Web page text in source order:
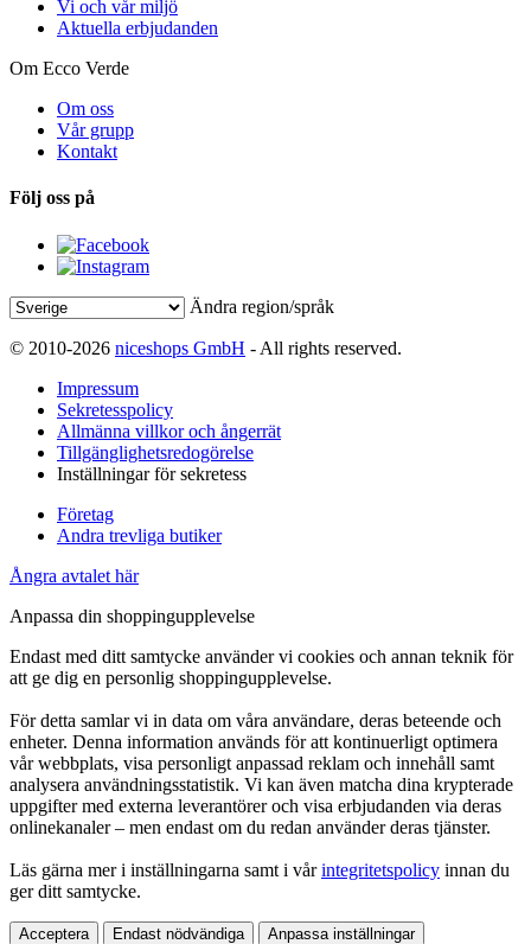
Vi och vår miljö
Aktuella erbjudanden
Om Ecco Verde
Om oss
Vår grupp
Kontakt
Följ oss på
Ändra region/språk
© 2010-2026 niceshops GmbH - All rights reserved.
Impressum
Sekretesspolicy
Allmänna villkor och ångerrät
Tillgänglighetsredogörelse
Inställningar för sekretess
Företag
Andra trevliga butiker
Ångra avtalet här
Anpassa din shoppingupplevelse
Endast med ditt samtycke använder vi cookies och annan teknik för
att ge dig en personlig shoppingupplevelse.
För detta samlar vi in data om våra användare, deras beteende och
enheter. Denna information används för att kontinuerligt optimera
vår webbplats, visa personligt anpassad reklam och innehåll samt
analysera användningsstatistik. Vi kan även matcha dina krypterade
uppgifter med externa leverantörer och visa erbjudanden via deras
onlinekanaler – men endast om du redan använder deras tjänster.
Läs gärna mer i inställningarna samt i vårintegritetspolicy innan du
ger ditt samtycke.
Acceptera Endast nödvändiga Anpassa inställningar